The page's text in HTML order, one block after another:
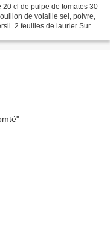
20 cl de pulpe de tomates 30
de volaille sel, poivre,
2 feuilles de laurier Sur